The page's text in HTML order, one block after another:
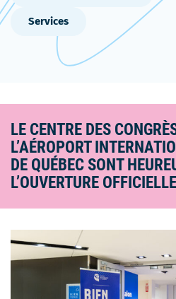
Services
LE CENTRE DES
L’AÉROPORT
DE QUÉBEC SONT
L’OUVERTURE